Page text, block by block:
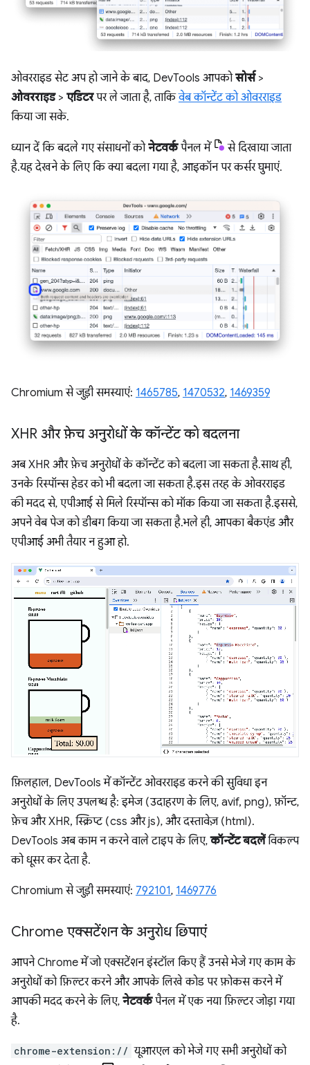
ओवरराइड सेट अप हो जाने के बाद, DevTools आपकोसोर्स>
ओवरराइड> एडिटरपर ले जाता है, ताकिवेब कॉन्टेंट को ओवरराइड
किया जा सके.
ध्यान दें कि बदले गए संसाधनों कोनेटवर्कपैनल में
से दिखाया जाता
है. यह देखने के लिए कि क्या बदला गया है, आइकॉन पर कर्सर घुमाएं.
Chromium से जुड़ी समस्याएं: 1465785, 1470532, 1469359
XHR और फ़ेच अनुरोधों के कॉन्टेंट को बदलना
अब XHR और फ़ेच अनुरोधों के कॉन्टेंट को बदला जा सकता है. साथ ही,
उनके रिस्पॉन्स हेडर को भी बदला जा सकता है. इस तरह के ओवरराइड
की मदद से, एपीआई से मिले रिस्पॉन्स को मॉक किया जा सकता है. इससे,
अपने वेब पेज को डीबग किया जा सकता है. भले ही, आपका बैकएंड और
एपीआई अभी तैयार न हुआ हो.
फ़िलहाल, DevTools में कॉन्टेंट ओवरराइड करने की सुविधा इन
अनुरोधों के लिए उपलब्ध है: इमेज (उदाहरण के लिए, avif, png), फ़ॉन्ट,
फ़ेच और XHR, स्क्रिप्ट (css और js), और दस्तावेज़ (html).
DevTools अब काम न करने वाले टाइप के लिए,कॉन्टेंट बदलेंविकल्प
को धूसर कर देता है.
Chromium से जुड़ी समस्याएं: 792101, 1469776
Chrome एक्सटेंशन के अनुरोध छिपाएं
आपने Chrome में जो एक्सटेंशन इंस्टॉल किए हैं उनसे भेजे गए काम के
अनुरोधों को फ़िल्टर करने और आपके लिखे कोड पर फ़ोकस करने में
आपकी मदद करने के लिए, नेटवर्कपैनल में एक नया फ़िल्टर जोड़ा गया
है.
chrome-extension:// यूआरएल को भेजे गए सभी अनुरोधों को